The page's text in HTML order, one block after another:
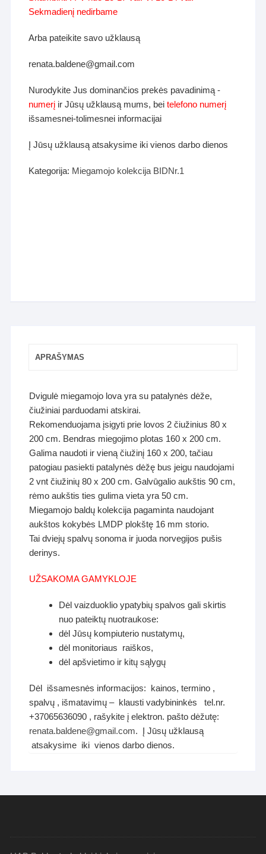
Sekmadienį nedirbame
Arba pateikite savo užklausą
renata.baldene@gmail.com
Nurodykite Jus dominančios prekės pavadinimą -
numerį ir Jūsų užklausą mums, beitelefono numerį
išsamesnei-tolimesnei informacijai
Į Jūsų užklausą atsakysime iki vienos darbo dienos
Kategorija: Miegamojo kolekcija BIDNr.1
APRAŠYMAS
Dvigulė miegamojo lova yra su patalynės dėže,
čiužiniai parduodami atskirai.
Rekomenduojama įsigyti prie lovos 2 čiužinius 80 x
200 cm. Bendras miegojimo plotas 160 x 200 cm.
Galima naudoti ir vieną čiužinį 160 x 200, tačiau
patogiau pasiekti patalynės dėžę bus jeigu naudojami
2 vnt čiužinių 80 x 200 cm. Galvūgalio aukštis 90 cm,
rėmo aukštis ties gulima vieta yra 50 cm.
Miegamojo baldų kolekcija pagaminta naudojant
aukštos kokybės LMDP plokštę 16 mm storio.
Tai dviejų spalvų sonoma ir juoda norvegijos pušis
derinys.
UŽSAKOMA GAMYKLOJE
Dėl vaizduoklio ypatybių spalvos gali skirtis
nuo pateiktų nuotraukose:
dėl Jūsų kompiuterio nustatymų,
dėl monitoriaus raiškos,
dėl apšvietimo ir kitų sąlygų
Dėl išsamesnės informacijos: kainos, termino ,
spalvų , išmatavimų – klausti vadybininkės tel.nr.
+37065636090 , rašykite į elektron. pašto dėžutę:
renata.baldene@gmail.com. Į Jūsų užklausą
atsakysime iki vienos darbo dienos.